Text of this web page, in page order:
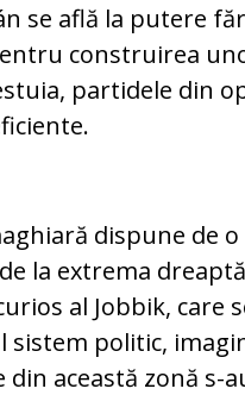
se află la putere
construirea
partidele din
dispune de
la extrema
al Jobbik, care
sistem politic,
din această zonă